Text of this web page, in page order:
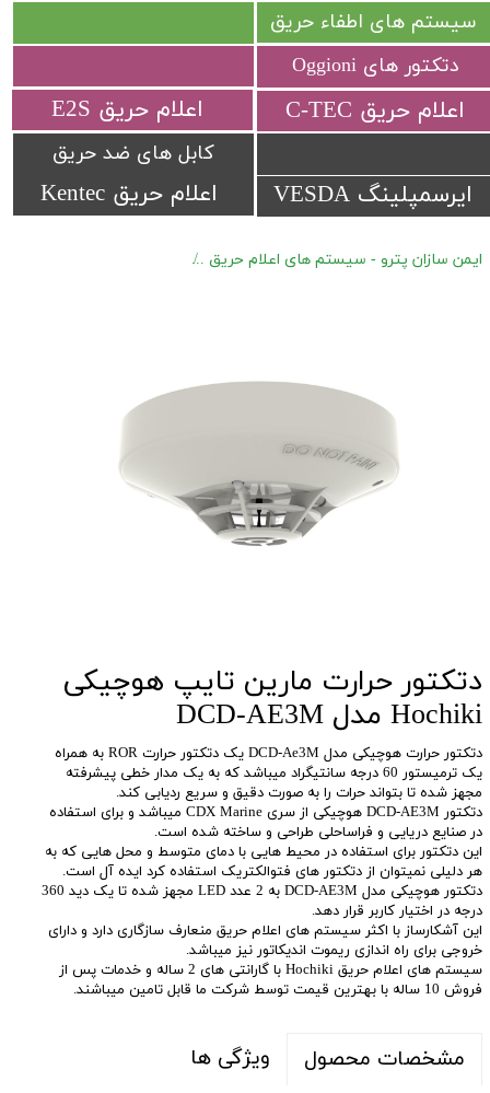
اعلام حریق Kentec
​اعلام حریق C-TEC​​​​​​​ ​اعلام حریق E2S
ایرسمپلینگ VESDA
سیستم های اطفاء حریق
کابل های ضد حریق
دتکتور های Oggioni
ایمن سازان پترو - سیستم های اعلام حریق
دتکتور حرارت مارین تایپ هوچیکی
Hochiki مدل DCD-AE3M
دتکتور حرارت هوچیکی مدل DCD-Ae3M یک دتکتور حرارت ROR به همراه
یک ترمیستور 60 درجه سانتیگراد میباشد که به یک مدار خطی پیشرفته
مجهز شده تا بتواند حرات را به صورت دقیق و سریع ردیابی کند.
دتکتور DCD-AE3M هوچیکی از سری CDX Marine میباشد و برای استفاده
در صنایع دریایی و فراساحلی طراحی و ساخته شده است.
این دتکتور برای استفاده در محیط هایی با دمای متوسط و محل هایی که به
هر دلیلی نمیتوان از دتکتور های فتوالکتریک استفاده کرد ایده آل است.
دتکتور هوچیکی مدل DCD-AE3M به 2 عدد LED مجهز شده تا یک دید 360
درجه در اختیار کاربر قرار دهد.
این آشکارساز با اکثر سیستم های اعلام حریق منعارف سازگاری دارد و دارای
خروجی برای راه اندازی ریموت اندیکاتور نیز میباشد.
سیستم های اعلام حریق Hochiki با گارانتی های 2 ساله و خدمات پس از
فروش 10 ساله با بهترین قیمت توسط شرکت ما قابل تامین میباشند.
مشخصات محصول
ویژگی ها